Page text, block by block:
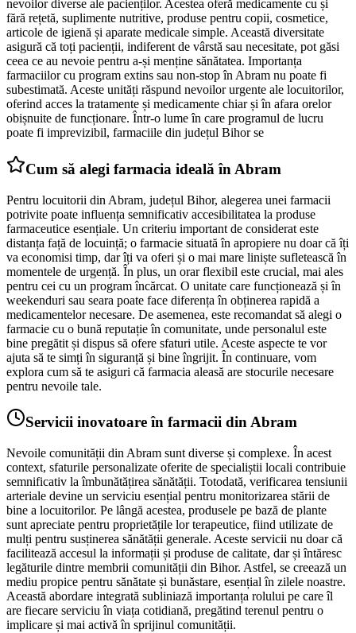
nevoilor diverse ale pacienților. Acestea oferă medicamente cu și
fără rețetă, suplimente nutritive, produse pentru copii, cosmetice,
articole de igienă și aparate medicale simple. Această diversitate
asigură că toți pacienții, indiferent de vârstă sau necesitate, pot găsi
ceea ce au nevoie pentru a-și menține sănătatea. Importanța
farmaciilor cu program extins sau non-stop în Abram nu poate fi
subestimată. Aceste unități răspund nevoilor urgente ale locuitorilor,
oferind acces la tratamente și medicamente chiar și în afara orelor
obișnuite de funcționare. Într-o lume în care programul de lucru
poate fi imprevizibil, farmaciile din județul Bihor se
Cum să alegi farmacia ideală în Abram
Pentru locuitorii din Abram, județul Bihor, alegerea unei farmacii
potrivite poate influența semnificativ accesibilitatea la produse
farmaceutice esențiale. Un criteriu important de considerat este
distanța față de locuință; o farmacie situată în apropiere nu doar că îți
va economisi timp, dar îți va oferi și o mai mare liniște sufletească în
momentele de urgență. În plus, un orar flexibil este crucial, mai ales
pentru cei cu un program încărcat. O unitate care funcționează și în
weekenduri sau seara poate face diferența în obținerea rapidă a
medicamentelor necesare. De asemenea, este recomandat să alegi o
farmacie cu o bună reputație în comunitate, unde personalul este
bine pregătit și dispus să ofere sfaturi utile. Aceste aspecte te vor
ajuta să te simți în siguranță și bine îngrijit. În continuare, vom
explora cum să te asiguri că farmacia aleasă are stocurile necesare
pentru nevoile tale.
Servicii inovatoare în farmacii din Abram
Nevoile comunității din Abram sunt diverse și complexe. În acest
context, sfaturile personalizate oferite de specialiștii locali contribuie
semnificativ la îmbunătățirea sănătății. Totodată, verificarea tensiunii
arteriale devine un serviciu esențial pentru monitorizarea stării de
bine a locuitorilor. Pe lângă acestea, produsele pe bază de plante
sunt apreciate pentru proprietățile lor terapeutice, fiind utilizate de
mulți pentru susținerea sănătății generale. Aceste servicii nu doar că
facilitează accesul la informații și produse de calitate, dar și întăresc
legăturile dintre membrii comunității din Bihor. Astfel, se creează un
mediu propice pentru sănătate și bunăstare, esențial în zilele noastre.
Această abordare integrată subliniază importanța rolului pe care îl
are fiecare serviciu în viața cotidiană, pregătind terenul pentru o
implicare și mai activă în sprijinul comunității.